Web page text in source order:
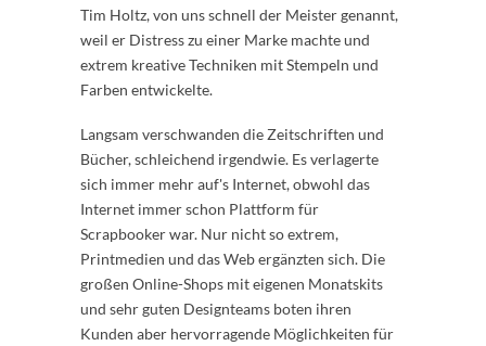
Tim Holtz, von uns schnell der Meister genannt,
weil er Distress zu einer Marke machte und
extrem kreative Techniken mit Stempeln und
Farben entwickelte.
Langsam verschwanden die Zeitschriften und
Bücher, schleichend irgendwie. Es verlagerte
sich immer mehr auf's Internet, obwohl das
Internet immer schon Plattform für
Scrapbooker war. Nur nicht so extrem,
Printmedien und das Web ergänzten sich. Die
großen Online-Shops mit eigenen Monatskits
und sehr guten Designteams boten ihren
Kunden aber hervorragende Möglichkeiten für